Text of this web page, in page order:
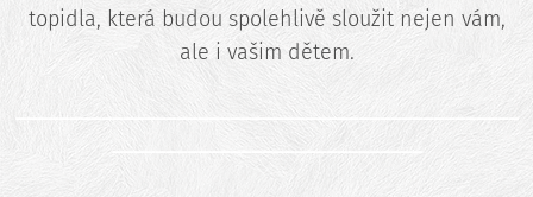
topidla, která budou spolehlivě sloužit nejen vám,
ale i vašim dětem.
_______________________________________________
_____________________________